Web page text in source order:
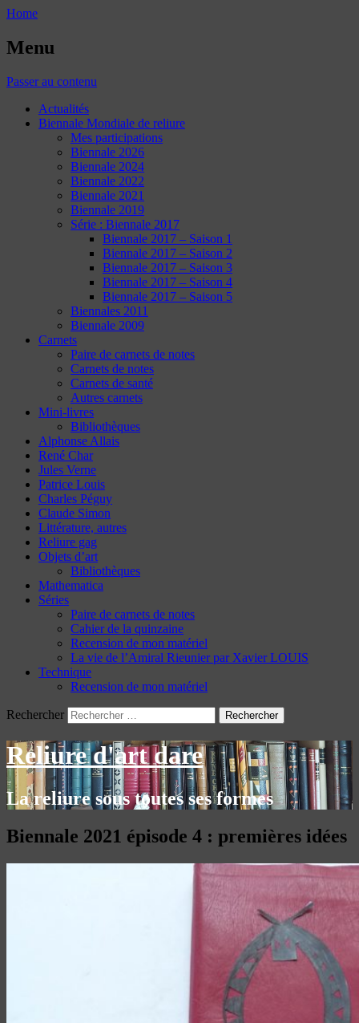
Home
Menu
Passer au contenu
Actualités
Biennale Mondiale de reliure
Mes participations
Biennale 2026
Biennale 2024
Biennale 2022
Biennale 2021
Biennale 2019
Série : Biennale 2017
Biennale 2017 – Saison 1
Biennale 2017 – Saison 2
Biennale 2017 – Saison 3
Biennale 2017 – Saison 4
Biennale 2017 – Saison 5
Biennales 2011
Biennale 2009
Carnets
Paire de carnets de notes
Carnets de notes
Carnets de santé
Autres carnets
Mini-livres
Bibliothèques
Alphonse Allais
René Char
Jules Verne
Patrice Louis
Charles Péguy
Claude Simon
Littérature, autres
Reliure gag
Objets d’art
Bibliothèques
Mathematica
Séries
Paire de carnets de notes
Cahier de la quinzaine
Recension de mon matériel
La vie de l’Amiral Rieunier par Xavier LOUIS
Technique
Recension de mon matériel
Rechercher
Reliure d'art dare
La reliure sous toutes ses formes
Biennale 2021 épisode 4 : premières idées